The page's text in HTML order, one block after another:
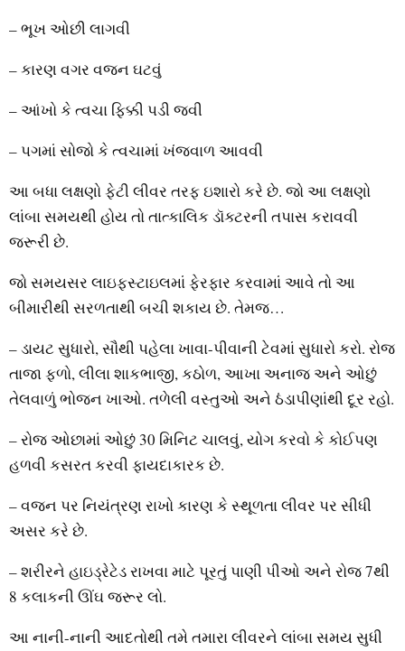
– ભૂખ ઓછી લાગવી
– કારણ વગર વજન ઘટવું
– આંખો કે ત્વચા ફિક્કી પડી જવી
– પગમાં સોજો કે ત્વચામાં ખંજવાળ આવવી
આ બધા લક્ષણો ફેટી લીવર તરફ ઇશારો કરે છે. જો આ લક્ષણો
લાંબા સમયથી હોય તો તાત્કાલિક ડૉક્ટરની તપાસ કરાવવી
જરૂરી છે.
જો સમયસર લાઇફસ્ટાઇલમાં ફેરફાર કરવામાં આવે તો આ
બીમારીથી સરળતાથી બચી શકાય છે. તેમજ…
– ડાયટ સુધારો, સૌથી પહેલા ખાવા-પીવાની ટેવમાં સુધારો કરો. રોજ
તાજા ફળો, લીલા શાકભાજી, કઠોળ, આખા અનાજ અને ઓછું
તેલવાળું ભોજન ખાઓ. તળેલી વસ્તુઓ અને ઠંડાપીણાંથી દૂર રહો.
– રોજ ઓછામાં ઓછું 30 મિનિટ ચાલવું, યોગ કરવો કે કોઈપણ
હળવી કસરત કરવી ફાયદાકારક છે.
– વજન પર નિયંત્રણ રાખો કારણ કે સ્થૂળતા લીવર પર સીધી
અસર કરે છે.
– શરીરને હાઇડ્રેટેડ રાખવા માટે પૂરતું પાણી પીઓ અને રોજ 7થી
8 કલાકની ઊંઘ જરૂર લો.
આ નાની-નાની આદતોથી તમે તમારા લીવરને લાંબા સમય સુધી